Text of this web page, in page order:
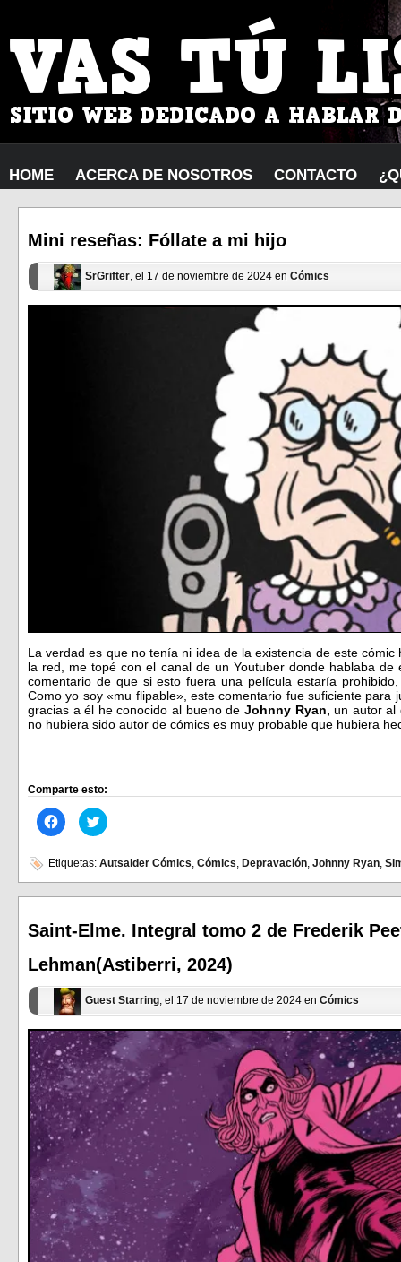
HOME ACERCA DE NOSOTROS CONTACTO
Mini reseñas: Fóllate a mi hijo
SrGrifter, el 17 de noviembre de 2024 en Cómics
La verdad es que no tenía ni idea de la existencia de este
la red, me topé con el canal de un Youtuber donde hablaba
comentario de que si esto fuera una película estaría
Como yo soy «mu flipable», este comentario fue suficiente para
gracias a él he conocido al bueno de Johnny Ryan, un autor al
no hubiera sido autor de cómics es muy probable que hubiera
Comparte esto:
Haz
clic
en
Facebook
(Se
abre
ventana
nueva)
Haz
clic
en
(Se
abre
ventana
nueva)
Etiquetas: Autsaider Cómics, Cómics, Depravación, Johnny Ryan,
Saint-Elme. Integral tomo 2 de Frederik
Lehman(Astiberri, 2024)
Guest Starring, el 17 de noviembre de 2024 en Cómics